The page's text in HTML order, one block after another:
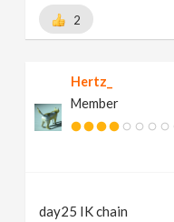
2
Hertz_
Member
day25 IK chain